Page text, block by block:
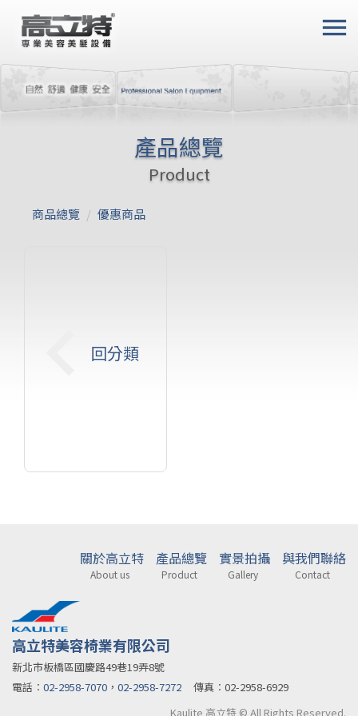
menu
產品總覽
Product
商品總覽 / 優惠商品
keyboard_arrow_left回分類
關於高立特
About us
產品總覽
Product
實景拍攝
Gallery
與我們聯絡
Contact
高立特美容椅業有限公司
新北市板橋區國慶路49巷19弄8號
電話︰ 02-2958-7070 ， 02-2958-7272
傳真︰02-2958-6929
Kaulite 高立特 © All Rights Reserved.